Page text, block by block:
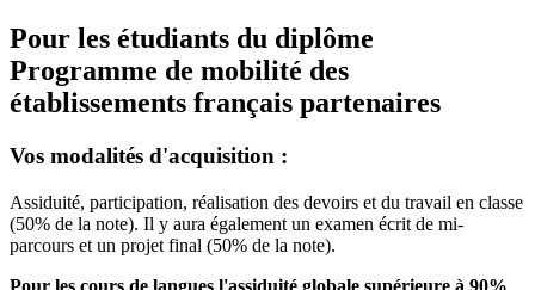
Pour les étudiants du diplôme
Programme de mobilité des
établissements français partenaires
Vos modalités d'acquisition :
Assiduité, participation, réalisation des devoirs et du travail en classe
(50% de la note). Il y aura également un examen écrit de mi-
parcours et un projet final (50% de la note).
Pour les cours de langues l'assiduité globale supérieure à 90%